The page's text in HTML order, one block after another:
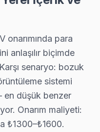
Ne
yapmanız
onarımında para
anlaşılır biçimde
senaryo: bozuk
sistemi
düşük benzer
Onarım maliyeti:
₺1300–₺1600.